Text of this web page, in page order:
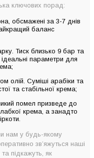
ключових порад:
обсмажені за 3-7 днів
баланс
Тиск близько 9 бар та
параметри для
олій. Суміші арабіки та
та стабільної крема;
помел призведе до
крема, а занадто
нам у будь-якому
зв’яжуться наші
підкажуть, як